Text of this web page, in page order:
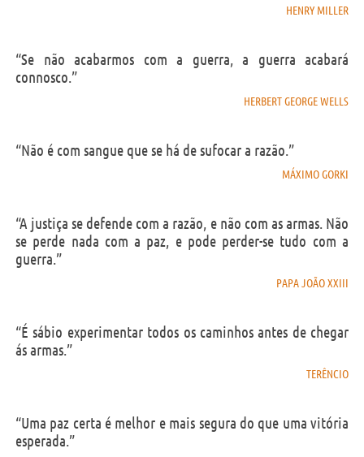
HENRY MILLER
“Se não acabarmos com a guerra, a guerra acabará
connosco.”
HERBERT GEORGE WELLS
“Não é com sangue que se há de sufocar a razão.”
MÁXIMO GORKI
“A justiça se defende com a razão, e não com as armas. Não
se perde nada com a paz, e pode perder-se tudo com a
guerra.”
PAPA JOÃO XXIII
“É sábio experimentar todos os caminhos antes de chegar
ás armas.”
TERÊNCIO
“Uma paz certa é melhor e mais segura do que uma vitória
esperada.”